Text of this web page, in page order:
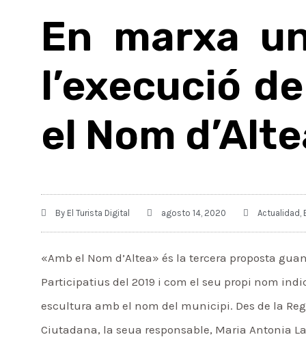
En marxa
l’execució
el Nom
By El Turista Digital agosto 14, 2020 Actualidad
«Amb el Nom d’Altea» és la tercera proposta
Participatius del 2019 i com el seu propi nom
escultura amb el nom del municipi. Des de la
Ciutadana, la seua responsable, Maria Antonia